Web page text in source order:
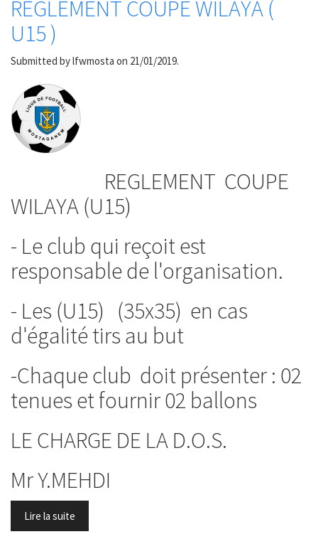
RÈGLEMENT COUPE WILAYA (
U15 )
Submitted bylfwmosta on 21/01/2019.
REGLEMENT COUPE
WILAYA (U15)
- Le club qui reçoit est
responsable de l'organisation.
- Les (U15) (35x35) en cas
d'égalité tirs au but
-Chaque club doit présenter : 02
tenues et fournir 02 ballons
LE CHARGE DE LA D.O.S.
Mr Y.MEHDI
Lire la suite